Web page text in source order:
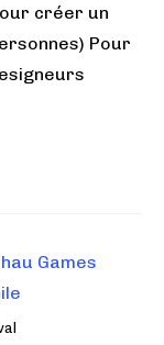
créer un
Pour